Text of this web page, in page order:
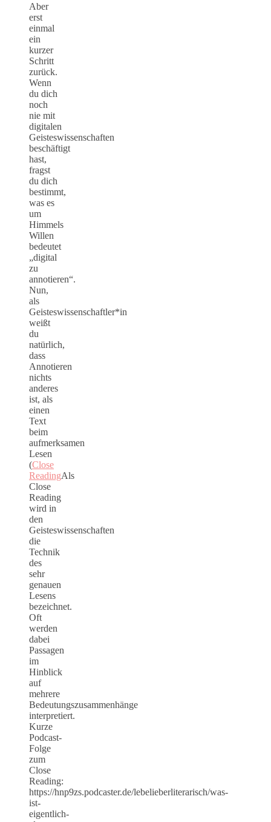
Aber
erst
einmal
ein
kurzer
Schritt
zurück.
Wenn
du dich
noch
nie mit
digitalen
Geisteswissenschaften
beschäftigt
hast,
fragst
du dich
bestimmt,
was es
um
Himmels
Willen
bedeutet
„digital
zu
annotieren“.
Nun,
als
Geisteswissenschaftler*in
weißt
du
natürlich,
dass
Annotieren
nichts
anderes
ist, als
einen
Text
beim
aufmerksamen
Lesen
(Close
ReadingAls
Close
Reading
wird in
den
Geisteswissenschaften
die
Technik
des
sehr
genauen
Lesens
bezeichnet.
Oft
werden
dabei
Passagen
im
Hinblick
auf
mehrere
Bedeutungszusammenhänge
interpretiert.
Kurze
Podcast-
Folge
zum
Close
Reading:
https://hnp9zs.podcaster.de/lebelieberliterarisch/was-
ist-
eigentlich-